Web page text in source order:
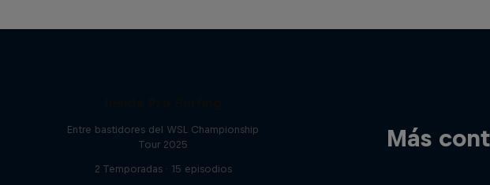
Más
Entre bastidores del WSL Championship
Tour 2025
2 Temporadas · 15 episodios